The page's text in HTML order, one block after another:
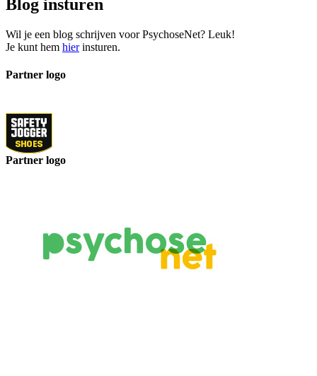
Blog insturen
Wil je een blog schrijven voor PsychoseNet? Leuk!
Je kunt hem hierinsturen.
Partner logo
Partner logo